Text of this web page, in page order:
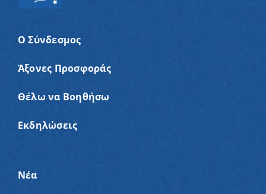
Ο Σύνδεσμος
Άξονες Προσφοράς
Θέλω να Βοηθήσω
Εκδηλώσεις
Νέα